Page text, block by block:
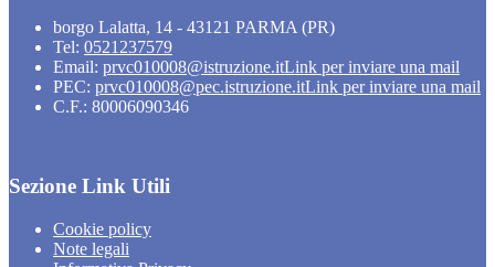
borgo Lalatta, 14 - 43121 PARMA (PR)
Tel: 0521237579
Email: prvc010008@istruzione.itLink per inviare una mail
PEC: prvc010008@pec.istruzione.itLink per inviare una mail
C.F.: 80006090346
Sezione Link Utili
Cookie policy
Note legali